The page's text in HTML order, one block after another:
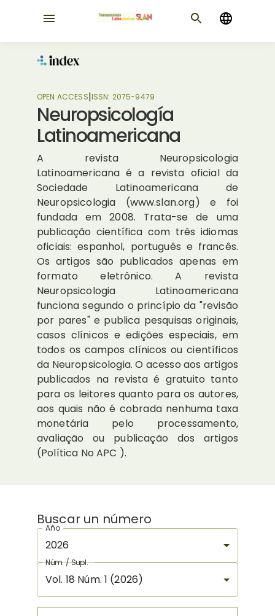
OPEN ACCESS|ISSN: 2075-9479
Neuropsicología
Latinoamericana
A revista Neuropsicologia
Latinoamericana é a revista oficial da
Sociedade Latinoamericana de
Neuropsicologia (www.slan.org) e foi
fundada em 2008. Trata-se de uma
publicação científica com três idiomas
oficiais: espanhol, português e francês.
Os artigos são publicados apenas em
formato eletrônico. A revista
Neuropsicologia Latinoamericana
funciona segundo o princípio da "revisão
por pares" e publica pesquisas originais,
casos clínicos e edições especiais, em
todos os campos clínicos ou científicos
da Neuropsicologia. O acesso aos artigos
publicados na revista é gratuito tanto
para os leitores quanto para os autores,
aos quais não é cobrada nenhuma taxa
monetária pelo processamento,
avaliação ou publicação dos artigos
(Política No APC ).
Buscar un número
Año
2026
Núm. / Supl.
Vol. 18 Núm. 1 (2026)